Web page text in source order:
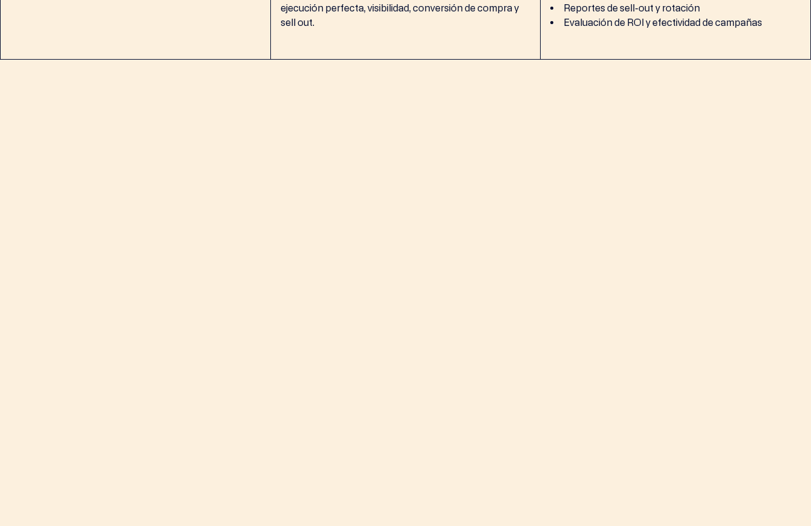
ejecución perfecta, visibilidad, conversión de compra y
sell out.
Reportes de sell-out y rotación
Evaluación de ROI y efectividad de campañas